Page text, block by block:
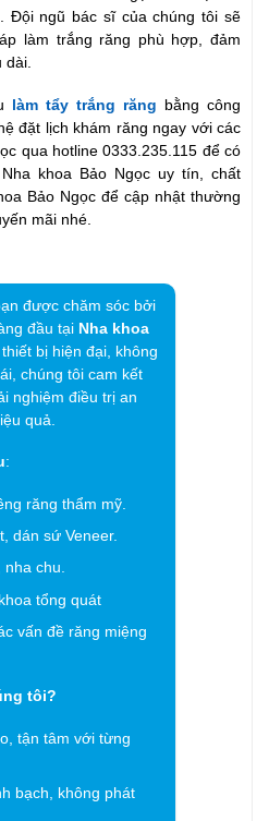
Đội ngũ bác sĩ của chúng tôi sẽ
làm trắng răng phù hợp, đảm
dài.
làm tẩy trắng răng bằng công
đặt lịch khám răng ngay với các
qua hotline 0333.235.115 để có
khoa Bảo Ngọc uy tín, chất
Bảo Ngọc để cập nhật thường
mãi nhé.
được chăm sóc bởi
đầu tại Nha khoa
thiết bị hiện đại, không
chúng tôi cam kết
nghiệm điều trị an
quả.
:
răng thẩm mỹ.
dán sứ Veneer.
nha chu.
tổng quát
vấn đề răng miệng
tôi?
tận tâm với từng
bạch, không phát